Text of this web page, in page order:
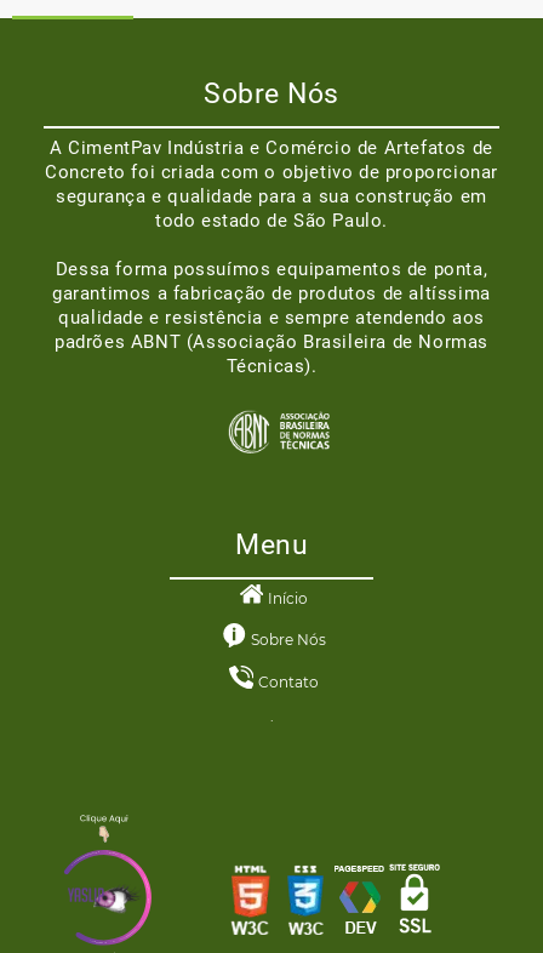
Sobre Nós
A CimentPav Indústria e Comércio de Artefatos de
Concreto foi criada com o objetivo de proporcionar
segurança e qualidade para a sua construção em
todo estado de São Paulo.
Dessa forma possuímos equipamentos de ponta,
garantimos a fabricação de produtos de altíssima
qualidade e resistência e sempre atendendo aos
padrões ABNT (Associação Brasileira de Normas
Técnicas).
Menu
Início
Sobre Nós
Contato
.